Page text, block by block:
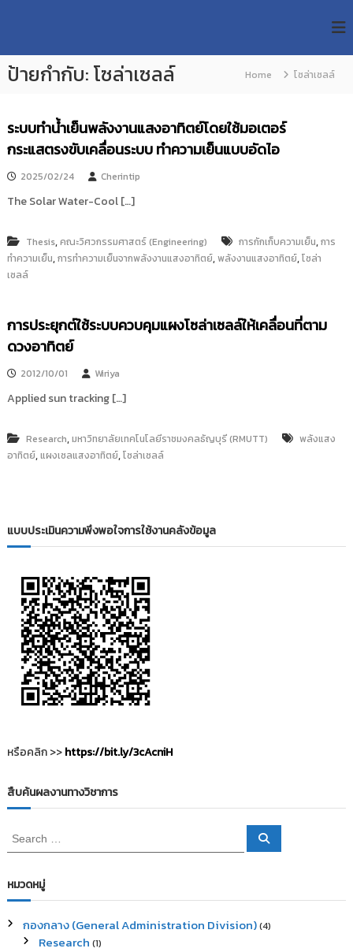
p
U
T
R
e
s
e
a
c
h
R
o
s
o
y
:
ข้
อ
มู
ล
ง
า
น
วิ
จั
ย
วิ
ท
ลั
ย
เ
ค
น
ล
ยี
ร
า
ง
ค
ล
ญ
รี
ป้ายกำกับ:โซล่าเซลล์ Home โซล่าเซลล์
ระบบทำน้ำเย็นพลังงานแสงอาทิตย์โดยใช้มอเตอร์
กระแสตรงขับเคลื่อนระบบ ทำความเย็นแบบอัดไอ
2025/02/24 Cherintip
The Solar Water-Cool […]
Thesis,คณะวิศวกรรมศาสตร์ (Engineering) การกักเก็บความเย็น,การ
ทำความเย็น,การทำความเย็นจากพลังงานแสงอาทิตย์,พลังงานแสงอาทิตย์,โซล่า
เซลล์
การประยุกต์ใช้ระบบควบคุมแผงโซล่าเซลล์ให้เคลื่อนที่ตาม
ดวงอาทิตย์
2012/10/01 Wiriya
Applied sun tracking […]
Research,มหาวิทยาลัยเทคโนโลยีราชมงคลธัญบุรี (RMUTT)
พลังแสง
อาทิตย์,แผงเซลแสงอาทิตย์,โซล่าเซลล์
แบบประเมินความพึงพอใจการใช้งานคลังข้อมูล
หรือคลิก >>https://bit.ly/3cAcniH
สืบค้นผลงานทางวิชาการ
e
r
c
f
S
หมวดหมู่
กองกลาง (General Administration Division)(4)
Research (1)